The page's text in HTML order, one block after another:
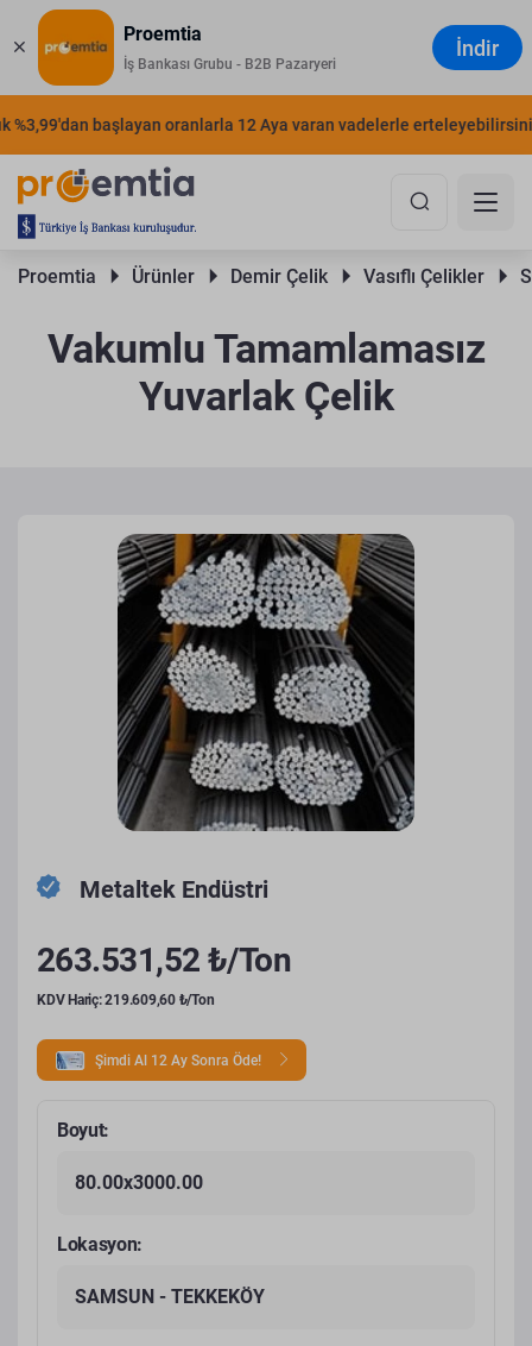
Proemtia
İş Bankası Grubu - B2B Pazaryeri
İndir
başlayan oranlarla 12 Aya varan vadelerle erteleyebilirsiniz.
Proemtia Ürünler Demir Çelik Vasıflı Çelikler
Vakumlu Tamamlamasız
Yuvarlak Çelik
Metaltek Endüstri
263.531,52 ₺/Ton
KDV Hariç: 219.609,60 ₺/Ton
Şimdi Al 12 Ay Sonra Öde!
Boyut:
80.00x3000.00
Lokasyon:
SAMSUN - TEKKEKÖY